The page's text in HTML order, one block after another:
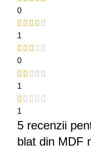
0
1
0
1
1
5 recenzii
blat din MDF